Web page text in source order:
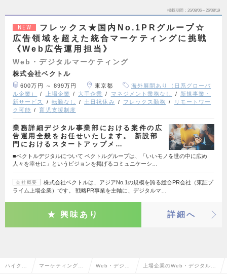
掲載期間 26/08/06～26/08/19
NEW
フレックス★国内No.1PRグループ☆
広告領域を超えた統合マーケティングに挑戦
《Web広告運用担当》
Web・デジタルマーケティング
株式会社ベクトル
600万円 ～ 899万円 東京都
海外展開あり（日系グローバ
ル企業）
上場企業 大手企業 マネジメント業務なし
新規事業・
新サービス
転勤なし 土日祝休み フレックス勤務
リモートワー
ク可能
育児支援制度
業務詳細デジタル事業部における案件の広
告運用全般をお任せいたします。 新設部
門におけるスタートアップメ…
■ベクトルデジタルについて ベクトルグループは、「いいモノを世の中に広め
人々を幸せに」というビジョンを掲げるコミュニケーシ…
会社概要
株式会社ベクトルは、アジアNo.1の規模を誇る総合PR会社（東証プ
ライム上場企業）です。 戦略PR事業を主軸に、デジタルマ…
興味あり 詳細へ
ハイクラ マーケティング・ Web・デジタ 上場企業のWeb・デジタルマ